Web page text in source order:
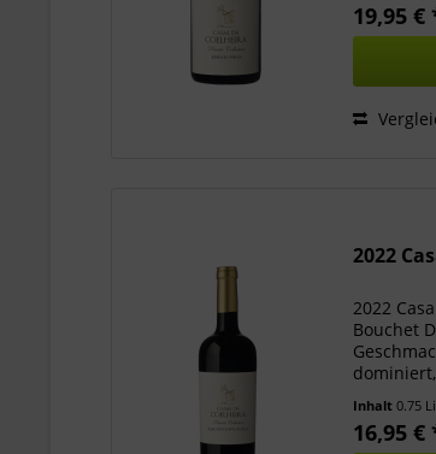
19,95 €
2022
2022
Bouchet
Inhalt0.75
16,95 €